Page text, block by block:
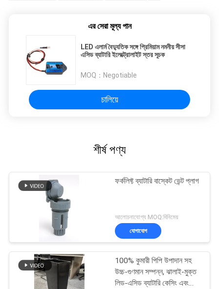
এর সেরা মূল্য পান
LED এলার্ম বৈদ্যুতিক সঙ্গে প্রিমিয়াম নমনীয় সীসা
এসিড ব্যাটারি ইলেক্ট্রোলাইট স্তর সূচক
MOQ： Negotiable
চালিয়ে
শীর্ষ পণ্য
ফর্কলিফ্ট ব্যাটারি বাস্কেট ভেন্ট প্লাগ
আলোচনাযোগ্য MOQ:বিনিমেয়
যোগাযোগ
100% কুমারী পিপি উপাদান সহ
উচ্চ-গুণমান সম্পন্ন, ঝালাই-মুক্ত
লিড-এসিড ব্যাটারি কেসিং এবং